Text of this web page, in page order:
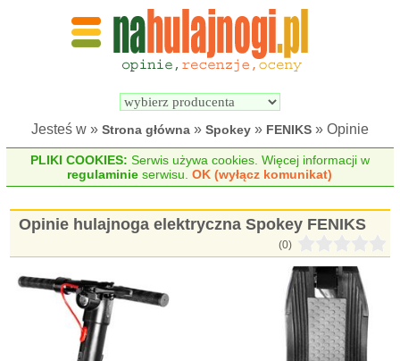
Wyszukiwarka
elektrycznych
Jesteś w » Strona główna » Spokey » FENIKS » Opinie
PLIKI COOKIES: Serwis używa cookies. Więcej informacji w
regulaminie serwisu.OK (wyłącz komunikat)
Opinie hulajnoga elektryczna Spokey FENIKS
(0)